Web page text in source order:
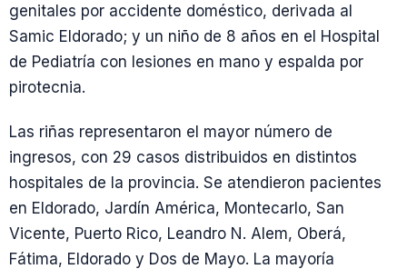
genitales por accidente doméstico, derivada al
Samic Eldorado; y un niño de 8 años en el Hospital
de Pediatría con lesiones en mano y espalda por
pirotecnia.
Las riñas representaron el mayor número de
ingresos, con 29 casos distribuidos en distintos
hospitales de la provincia. Se atendieron pacientes
en Eldorado, Jardín América, Montecarlo, San
Vicente, Puerto Rico, Leandro N. Alem, Oberá,
Fátima, Eldorado y Dos de Mayo. La mayoría